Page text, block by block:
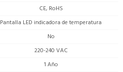
CE, RoHS
Pantalla LED indicadora de temperatura
No
220-240 VAC
1 Año